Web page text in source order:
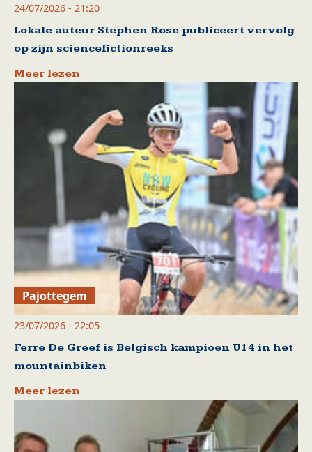
24/07/2026 - 21:20
Lokale auteur Stephen Rose publiceert vervolg
op zijn sciencefictionreeks
Meer lezen
Pajottegem
23/07/2026 - 22:05
Ferre De Greef is Belgisch kampioen U14 in het
mountainbiken
Meer lezen